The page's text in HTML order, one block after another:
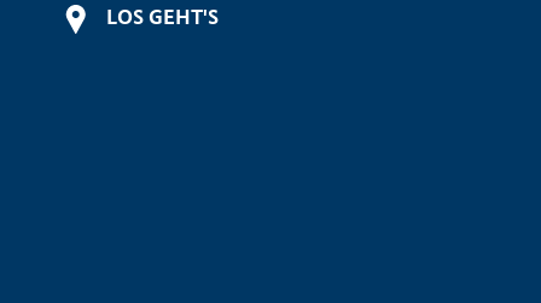
LOS GEHT'S